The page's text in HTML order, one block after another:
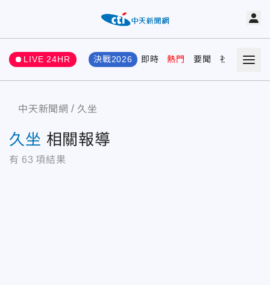
LIVE 24HR 決戰2026 即時 熱門 要聞 社會 娛樂
中天新聞網 久坐
久坐 相關報導
有 63 項結果